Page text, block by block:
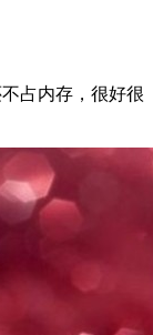
占内存，很好很